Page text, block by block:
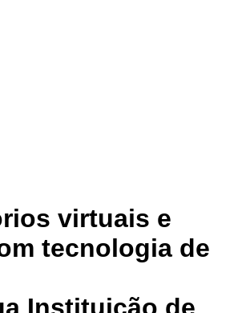
virtuais e
tecnologia de